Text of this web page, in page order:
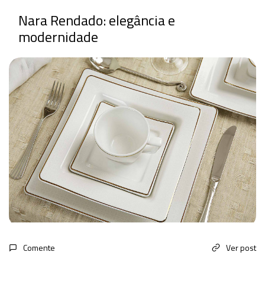
Nara Rendado: elegância e
modernidade
Comente Ver post